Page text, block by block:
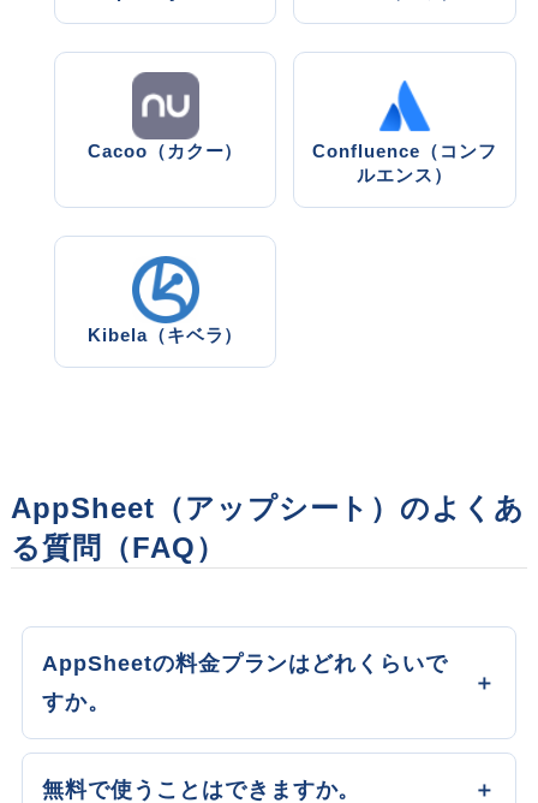
Cacoo（カクー）
Confluence（コンフ
ルエンス）
Kibela（キベラ）
AppSheet（アップシート）のよくあ
る質問（FAQ）
AppSheetの料金プランはどれくらいで
すか。
無料で使うことはできますか。